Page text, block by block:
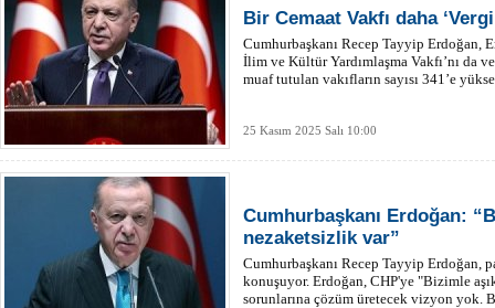
Bir Cemaat Vakfı daha
Cumhurbaşkanı Recep Tayyip Erdoğan,
İlim ve Kültür Yardımlaşma Vakfı’nı da
muaf tutulan vakıfların sayısı 341’e
25 Kasım 2025 Salı 10:00
Cumhurbaşkanı Erdoğan:
nezaketsizlik var”
Cumhurbaşkanı Recep Tayyip Erdoğan,
konuşuyor. Erdoğan, CHP'ye "Bizimle
sorunlarına çözüm üretecek vizyon yok.